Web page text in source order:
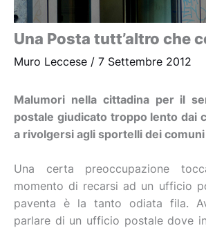
Una Posta tutt’altro che
Muro Leccese / 7 Settembre 2012
Malumori nella cittadina per il
postale giudicato troppo lento dai
a rivolgersi agli sportelli dei
Una certa preoccupazione
momento di recarsi ad un ufficio
paventa è la tanto odiata fila.
parlare di un ufficio postale dove